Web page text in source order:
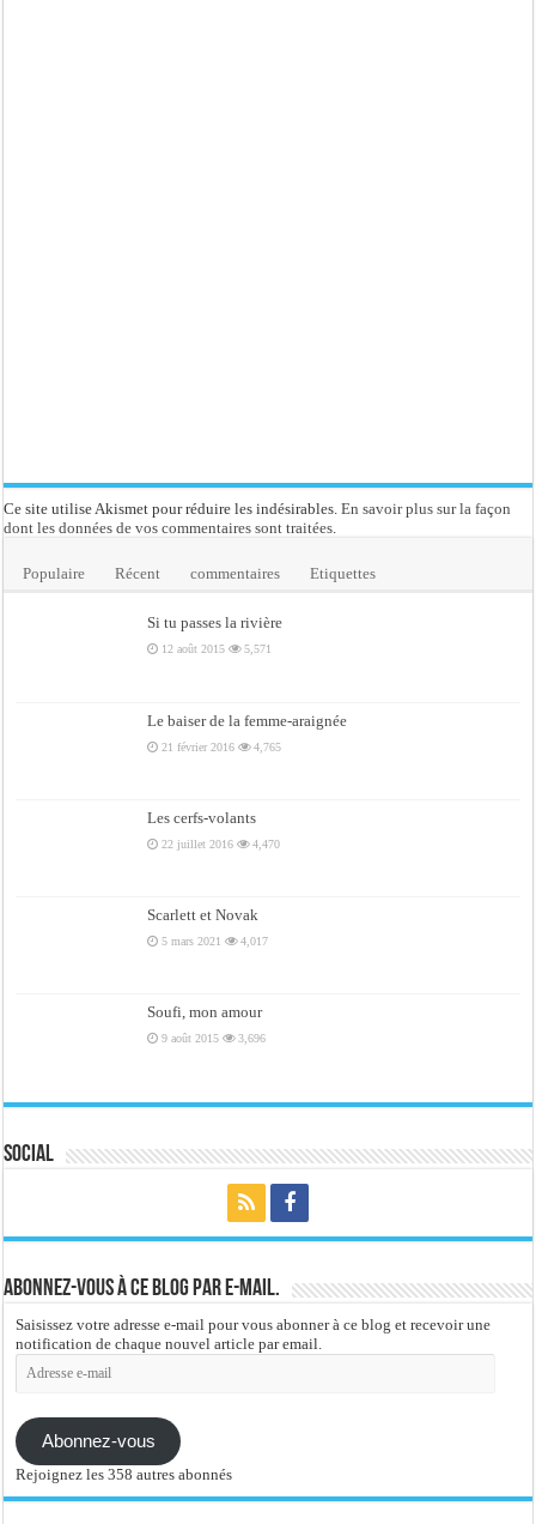
Ce site utilise Akismet pour réduire les indésirables.En savoir plus sur la façon
dont les données de vos commentaires sont traitées.
Populaire Récent commentaires Etiquettes
Si tu passes la rivière
12 août 2015 5,571
Le baiser de la femme-araignée
21 février 2016 4,765
Les cerfs-volants
22 juillet 2016 4,470
Scarlett et Novak
5 mars 2021 4,017
Soufi, mon amour
9 août 2015 3,696
Social
Abonnez-vous à ce blog par e-mail.
Saisissez votre adresse e-mail pour vous abonner à ce blog et recevoir une
notification de chaque nouvel article par email.
Adresse
e-
Abonnez-vous
Rejoignez les 358 autres abonnés